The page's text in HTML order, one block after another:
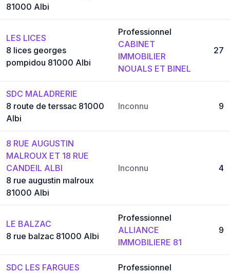
81000 Albi
LES LICES
8 lices georges
pompidou 81000 Albi
Professionnel
CABINET
IMMOBILIER
NOUALS ET BINEL
27
SDC MALADRERIE
8 route de terssac 81000
Albi
Inconnu 9
8 RUE AUGUSTIN
MALROUX ET 18 RUE
CANDEIL ALBI
8 rue augustin malroux
81000 Albi
Inconnu 4
LE BALZAC
8 rue balzac 81000 Albi
Professionnel
ALLIANCE
IMMOBILIERE 81
9
SDC LES FARGUES
Professionnel